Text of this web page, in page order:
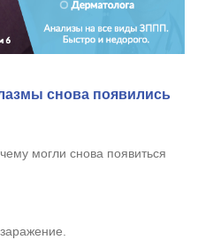
снова появились
могли снова появиться